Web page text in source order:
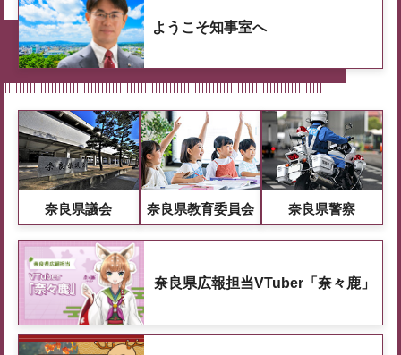
ようこそ知事室へ
奈良県議会 奈良県教育委員会 奈良県警察
奈良県広報担当VTuber「奈々鹿」